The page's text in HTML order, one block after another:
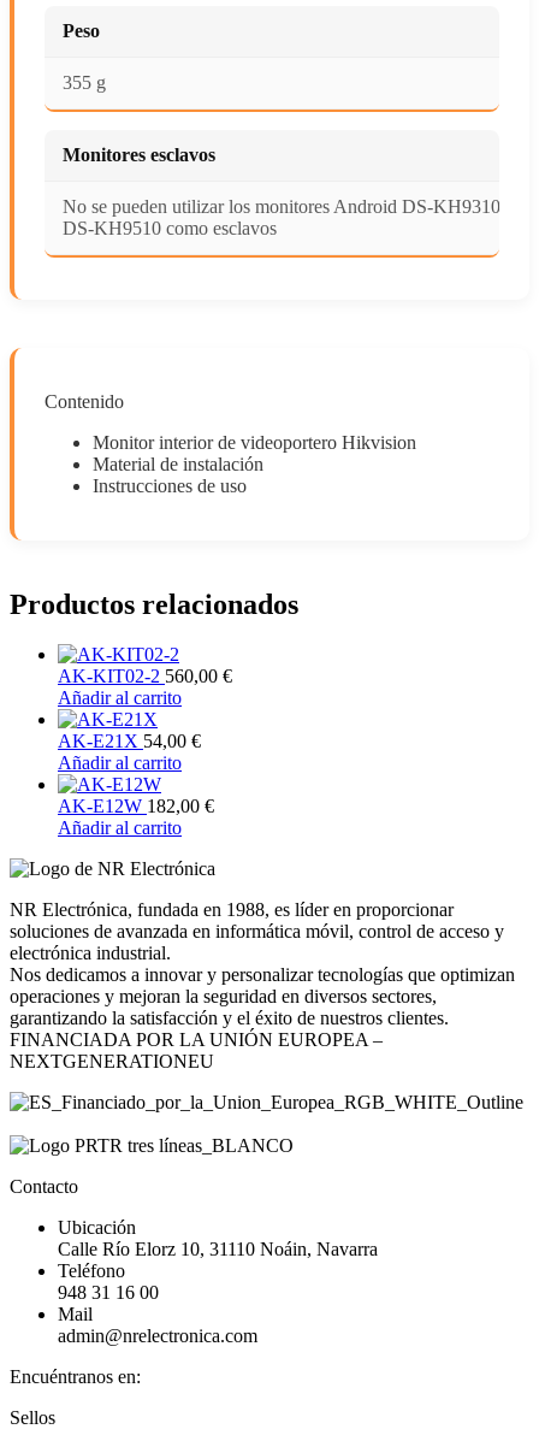
Peso
355 g
Monitores esclavos
No se pueden utilizar los monitores Android DS-KH9310 y
DS-KH9510 como esclavos
Contenido
Monitor interior de videoportero Hikvision
Material de instalación
Instrucciones de uso
Productos relacionados
AK-KIT02-2 560,00 €
Añadir al carrito
AK-E21X 54,00 €
Añadir al carrito
AK-E12W 182,00 €
Añadir al carrito
NR Electrónica, fundada en 1988, es líder en proporcionar
soluciones de avanzada en informática móvil, control de acceso y
electrónica industrial.
Nos dedicamos a innovar y personalizar tecnologías que optimizan
operaciones y mejoran la seguridad en diversos sectores,
garantizando la satisfacción y el éxito de nuestros clientes.
FINANCIADA POR LA UNIÓN EUROPEA –
NEXTGENERATIONEU
Contacto
Ubicación
Calle Río Elorz 10, 31110 Noáin, Navarra
Teléfono
948 31 16 00
Mail
admin@nrelectronica.com
Encuéntranos en:
Facebook
Linkedin
Instagram
Sellos